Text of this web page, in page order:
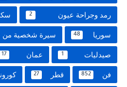
رمد وجراحة عيون 2
سوريا 48 سيرة شخصية من
صيدليات 1 عمان 17
فن 852 قطر 27